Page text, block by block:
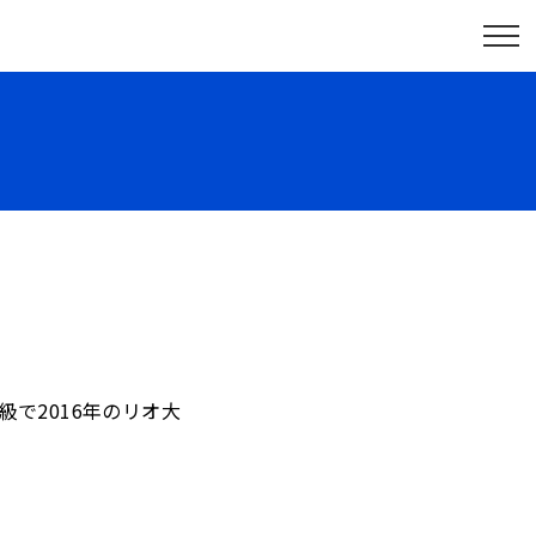
で2016年のリオ大